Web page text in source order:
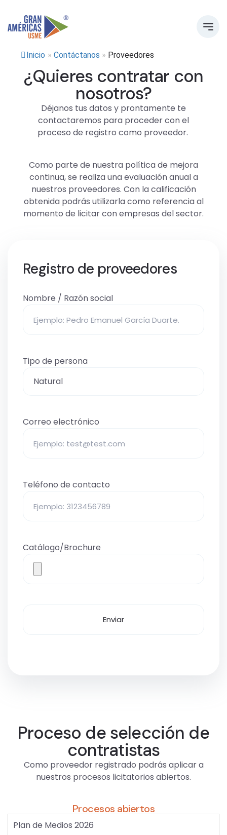
Inicio » Contáctanos » Proveedores
¿Quieres contratar con
nosotros?
Déjanos tus datos y prontamente te
contactaremos para proceder con el
proceso de registro como proveedor.
Como parte de nuestra política de mejora
continua, se realiza una evaluación anual a
nuestros proveedores. Con la calificación
obtenida podrás utilizarla como referencia al
momento de licitar con empresas del sector.
Registro de proveedores
Nombre / Razón social
Tipo de persona
Correo electrónico
Teléfono de contacto
Catálogo/Brochure
Proceso de selección de
contratistas
Como proveedor registrado podrás aplicar a
nuestros procesos licitatorios abiertos.
Procesos abiertos
Plan de Medios 2026